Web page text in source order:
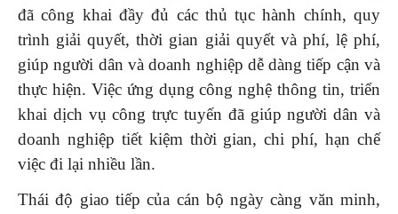
đã công khai đầy đủ các thủ tục hành chính, quy
trình giải quyết, thời gian giải quyết và phí, lệ phí,
giúp người dân và doanh nghiệp dễ dàng tiếp cận và
thực hiện. Việc ứng dụng công nghệ thông tin, triển
khai dịch vụ công trực tuyến đã giúp người dân và
doanh nghiệp tiết kiệm thời gian, chi phí, hạn chế
việc đi lại nhiều lần.
Thái độ giao tiếp của cán bộ ngày càng văn minh,